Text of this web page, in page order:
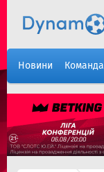
Новини Команда